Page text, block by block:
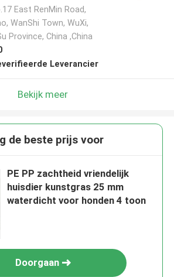
East RenMin Road,
WanShi Town, WuXi,
Province, China ,China
Leverancier
Bekijk meer
de beste prijs voor
PE PP zachtheid vriendelijk
huisdier kunstgras 25 mm
waterdicht voor honden 4 toon
Doorgaan